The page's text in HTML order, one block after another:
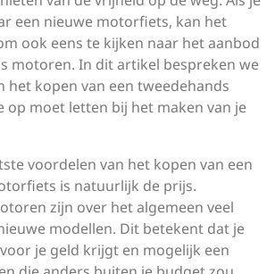
een nieuwe motorfiets, kan het
ook eens te kijken naar het aanbod
motoren. In dit artikel bespreken we
het kopen van een tweedehands
op moet letten bij het maken van je
voordelen van het kopen van een
is natuurlijk de prijs.
zijn over het algemeen veel
modellen. Dit betekent dat je
je geld krijgt en mogelijk een